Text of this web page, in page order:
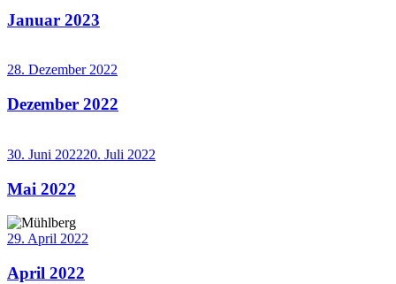
Januar 2023
→
28. Dezember 2022
Dezember 2022
→
30. Juni 202220. Juli 2022
Mai 2022
Weiterlesen
→
29. April 2022
April 2022